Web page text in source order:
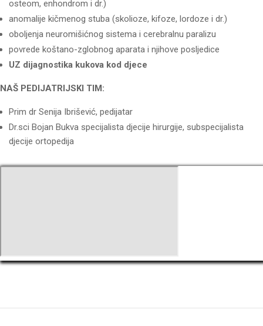
osteom, enhondrom i dr.)
anomalije kičmenog stuba (skolioze, kifoze, lordoze i dr.)
oboljenja neuromišićnog sistema i cerebralnu paralizu
povrede koštano-zglobnog aparata i njihove posljedice
UZ dijagnostika kukova kod djece
NAŠ PEDIJATRIJSKI TIM:
Prim dr Senija Ibrišević, pedijatar
Dr.sci Bojan Bukva specijalista djecije hirurgije, subspecijalista
djecije ortopedija